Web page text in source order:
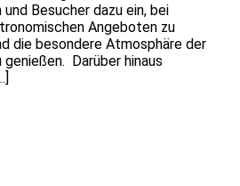
und Besucher dazu ein, bei
Angeboten zu
die besondere Atmosphäre der
Darüber hinaus